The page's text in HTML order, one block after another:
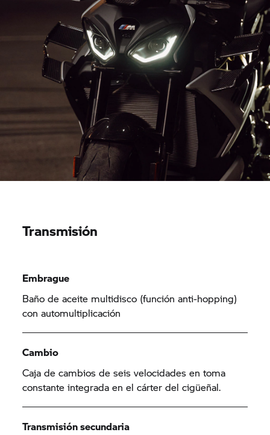
Transmisión
Embrague
Baño de aceite multidisco (función anti-hopping)
con automultiplicación
Cambio
Caja de cambios de seis velocidades en toma
constante integrada en el cárter del cigüeñal.
Transmisión secundaria